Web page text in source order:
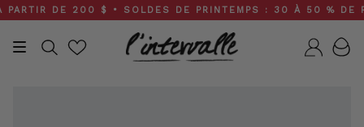
Skip
to
content
DE 200 $ • SOLDES DE PRINTEMPS : 30 À 50 % DE
Recherche